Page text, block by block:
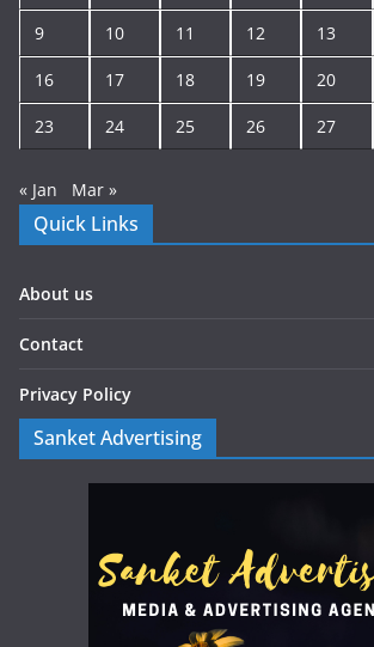
9 10 11 12 13
16 17 18 19 20
23 24 25 26 27
« Jan Mar »
Quick Links
About us
Contact
Privacy Policy
Sanket Advertising